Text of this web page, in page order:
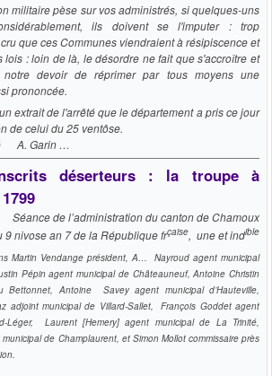
militaire pèse sur vos administrés, si quelques-uns
ils doivent se l'imputer : trop
que ces Communes viendraient à résipiscence et
lois : loin de là, le désordre ne fait que s'accroître et
devoir de réprimer par tous moyens une
prononcée.
extrait de l'arrêté que le département a pris ce jour
de celui du 25 ventôse.
A. Garin …
déserteurs : la troupe à
Séance de l’administration du canton de Chamoux
9 nivose an 7 de la République frçaise, une et indible
Martin Vendange président, A… Nayroud agent municipal
Pépin agent municipal de Châteauneuf, Antoine Christin
Bettonnet, Antoine Savey agent municipal d’Hauteville,
adjoint municipal de Villard-Sallet, François Goddet agent
Léger, Laurent [Hemery] agent municipal de La Trinité,
de Champlaurent, et Simon Mollot commissaire près